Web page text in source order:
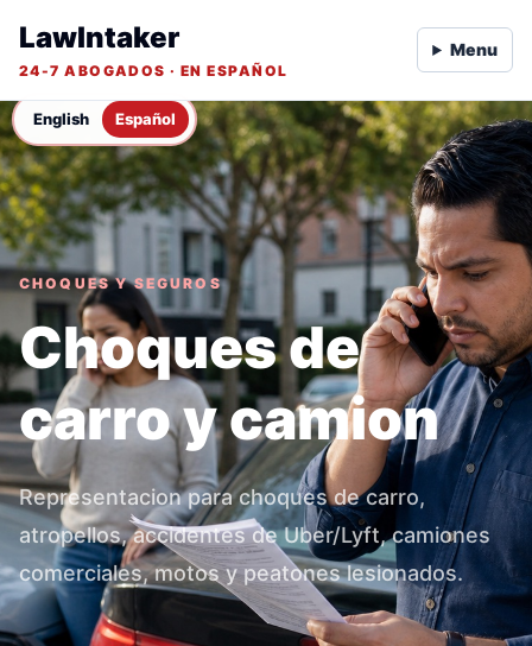
English Español
LawIntaker
24-7 ABOGADOS · EN ESPAÑOL
Menu
CHOQUES Y SEGUROS
Choques de
carro y camion
Representacion para choques de carro,
atropellos, accidentes de Uber/Lyft, camiones
comerciales, motos y peatones lesionados.